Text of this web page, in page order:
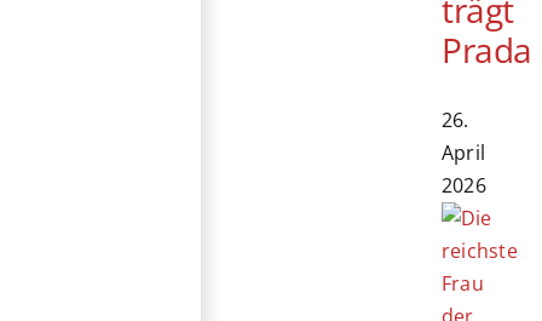
trägt
Prada
26.
April
2026